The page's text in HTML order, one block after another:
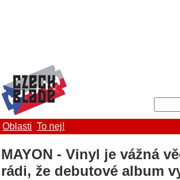
Oblasti To nej!
MAYON - Vinyl je vážná
rádi, že debutové album